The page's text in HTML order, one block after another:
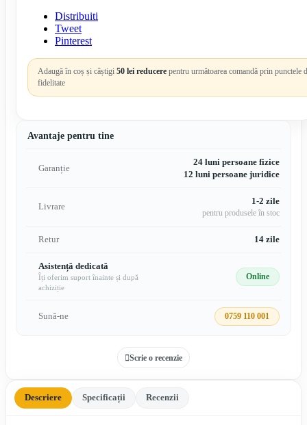
Avantaje pentru tine
Garanție
24 luni persoane fizice
12 luni persoane juridice
Livrare
1-2 zile
pentru produsele în stoc
Retur 14 zile
Asistență dedicată
Îți oferim suport înainte și după
achiziție
Online
Sună-ne 0759 110 001
Scrie o recenzie
Distribuiti
Tweet
Pinterest
Adaugă în coș și câștigi 50 lei reducere pentru următoarea comandă prin punctele
fidelitate
Descriere Specificații Recenzii